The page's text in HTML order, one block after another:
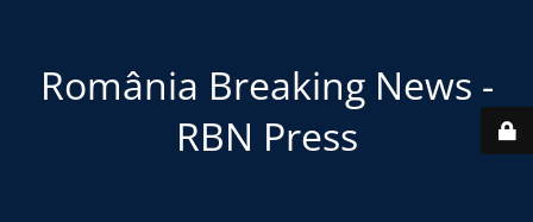
România Breaking News -
RBN Press